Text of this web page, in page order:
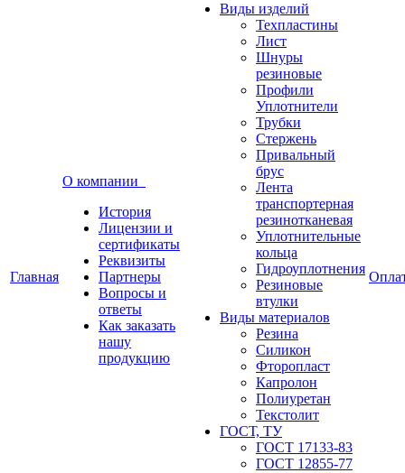
Главная
О компании
История
Лицензии и
сертификаты
Реквизиты
Партнеры
Вопросы и
ответы
Как заказать
нашу
продукцию
Виды изделий
Техпластины
Лист
Шнуры
резиновые
Профили
Уплотнители
Трубки
Стержень
Привальный
брус
Лента
транспортерная
резинотканевая
Уплотнительные
кольца
Гидроуплотнения
Резиновые
втулки
Виды материалов
Резина
Силикон
Фторопласт
Капролон
Полиуретан
Текстолит
ГОСТ, ТУ
ГОСТ 17133-83
ГОСТ 12855-77